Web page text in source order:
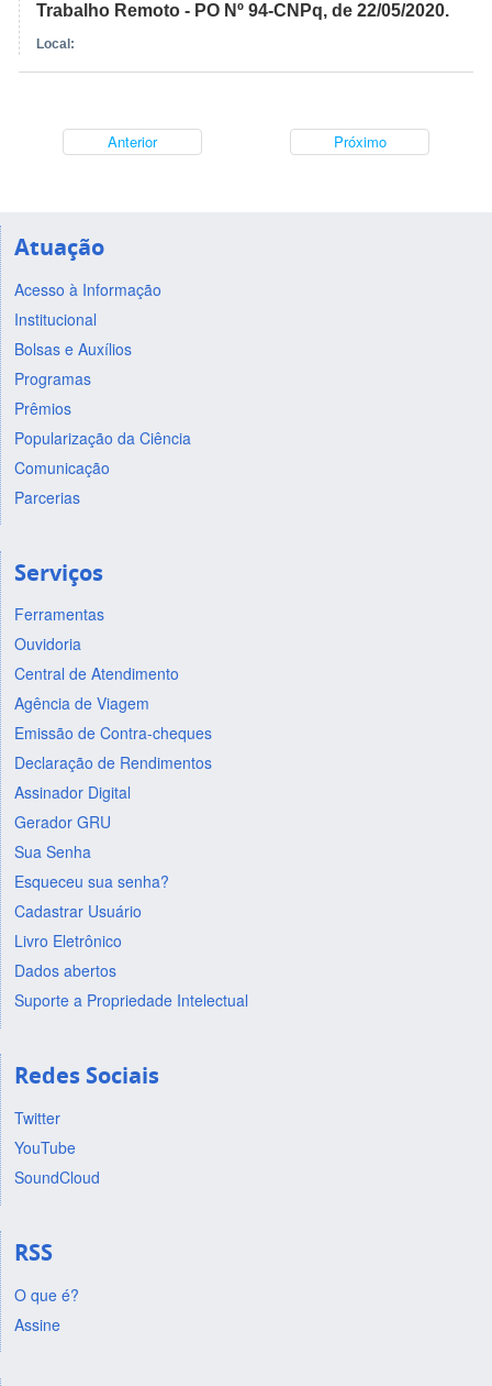
Trabalho Remoto - PO Nº 94-CNPq, de 22/05/2020.
Local:
Anterior Próximo
Atuação
Acesso à Informação
Institucional
Bolsas e Auxílios
Programas
Prêmios
Popularização da Ciência
Comunicação
Parcerias
Serviços
Ferramentas
Ouvidoria
Central de Atendimento
Agência de Viagem
Emissão de Contra-cheques
Declaração de Rendimentos
Assinador Digital
Gerador GRU
Sua Senha
Esqueceu sua senha?
Cadastrar Usuário
Livro Eletrônico
Dados abertos
Suporte a Propriedade Intelectual
Redes Sociais
Twitter
YouTube
SoundCloud
RSS
O que é?
Assine